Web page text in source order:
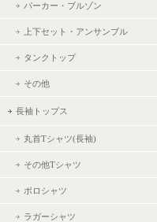
パーカー・ブルゾン
上下セット・アンサンブル
タンクトップ
その他
長袖トップス
丸首Tシャツ(長袖)
その他Tシャツ
ポロシャツ
ラガーシャツ